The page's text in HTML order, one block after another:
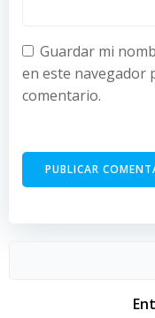
Guardar mi
en este navegador
comentario.